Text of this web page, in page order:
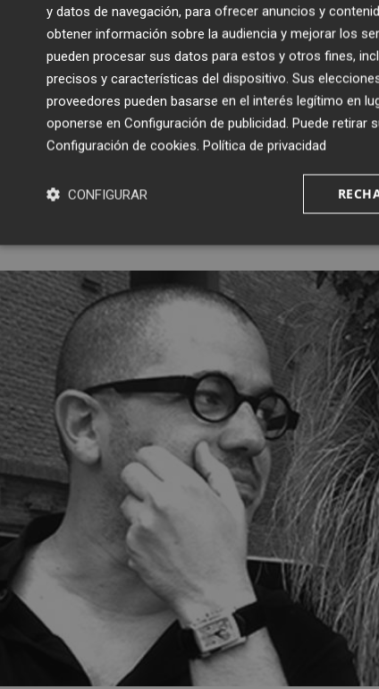
por las películas que consideran que un
diseño, y la selección obtenida resulta tan
como para saciar la cultura visual de una persona
la totalidad de los carteles de los
y datos de navegación, para ofrecer anuncios y
obtener información sobre la audiencia y mejorar los
pueden procesar sus datos para estos y otros fines,
precisos y características del dispositivo. Sus
proveedores pueden basarse en el interés legítimo en
oponerse en Configuración de publicidad. Puede retirar
Configuración de cookies. Política de privacidad
CONFIGURAR